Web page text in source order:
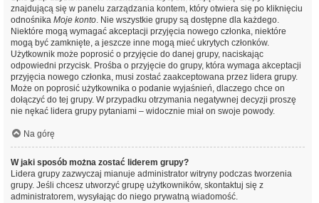
znajdującą się w panelu zarządzania kontem, który otwiera się po kliknięciu
odnośnika Moje konto. Nie wszystkie grupy są dostępne dla każdego.
Niektóre mogą wymagać akceptacji przyjęcia nowego członka, niektóre
mogą być zamknięte, a jeszcze inne mogą mieć ukrytych członków.
Użytkownik może poprosić o przyjęcie do danej grupy, naciskając
odpowiedni przycisk. Prośba o przyjęcie do grupy, która wymaga akceptacji
przyjęcia nowego członka, musi zostać zaakceptowana przez lidera grupy.
Może on poprosić użytkownika o podanie wyjaśnień, dlaczego chce on
dołączyć do tej grupy. W przypadku otrzymania negatywnej decyzji proszę
nie nękać lidera grupy pytaniami – widocznie miał on swoje powody.
Na górę
W jaki sposób można zostać liderem grupy?
Lidera grupy zazwyczaj mianuje administrator witryny podczas tworzenia
grupy. Jeśli chcesz utworzyć grupę użytkowników, skontaktuj się z
administratorem, wysyłając do niego prywatną wiadomość.